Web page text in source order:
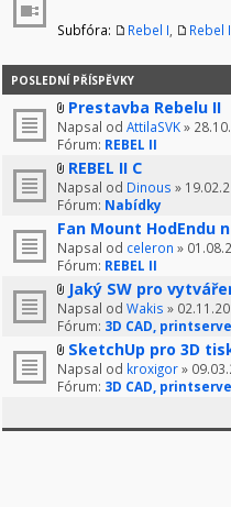
Subfóra: Rebel I Rebel
POSLEDNÍ PŘÍSPĚVKY
Prestavba Rebelu II
Napsal od AttilaSVK»
Fórum: REBEL II
REBEL II C
Napsal od Dinous »
Fórum: Nabídky
Fan Mount HodEndu
Napsal od celeron »
Fórum: REBEL II
Jaký SW pro
Napsal od Wakis »
Fórum: 3D CAD,
SketchUp pro 3D
Napsal od kroxigor»
Fórum: 3D CAD,